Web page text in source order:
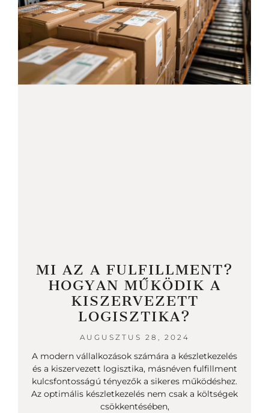
MI AZ A FULFILLMENT?
HOGYAN MŰKÖDIK A
KISZERVEZETT
LOGISZTIKA?
AUGUSZTUS 28, 2024
A modern vállalkozások számára a készletkezelés
és a kiszervezett logisztika, másnéven fulfillment
kulcsfontosságú tényezők a sikeres működéshez.
Az optimális készletkezelés nem csak a költségek
csökkentésében,